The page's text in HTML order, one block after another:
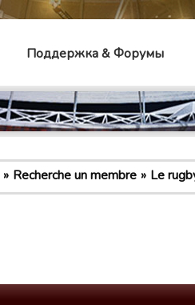
Поддержка & Форумы
Recherche un membre Le